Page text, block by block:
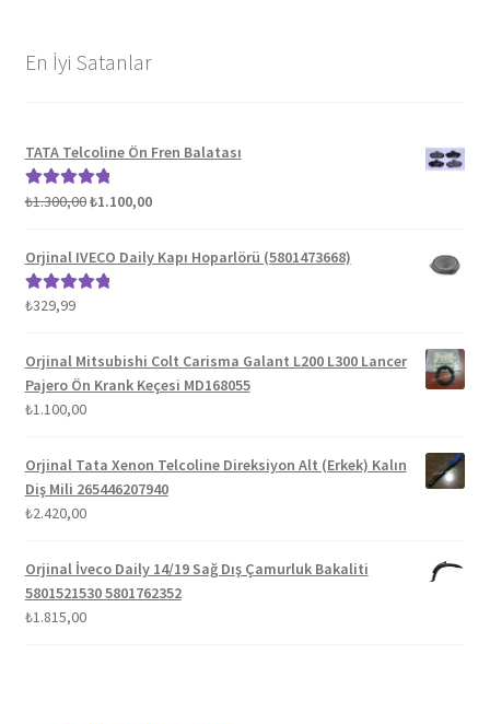
En İyi Satanlar
TATA Telcoline Ön Fren Balatası
5 üzerinden
₺1.300,00Orijinal
₺1.300,00.
₺1.100,00Şu
fiyat:
₺1.100,00.
Orjinal IVECO Daily Kapı Hoparlörü (5801473668)
5 üzerinden
₺329,99
Orjinal Mitsubishi Colt Carisma Galant L200 L300 Lancer
Pajero Ön Krank Keçesi MD168055
₺1.100,00
Orjinal Tata Xenon Telcoline Direksiyon Alt (Erkek) Kalın
Diş Mili 265446207940
₺2.420,00
Orjinal İveco Daily 14/19 Sağ Dış Çamurluk Bakaliti
5801521530 5801762352
₺1.815,00